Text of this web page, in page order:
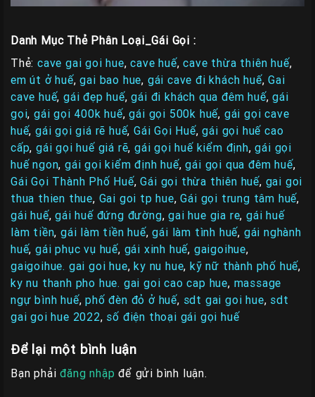
Danh Mục Thẻ Phân Loại_Gái Gọi :
Thẻ: cave gai goi hue,cave huế,cave thừa thiên huế,
em út ở huế,gai bao hue, gái cave đi khách huế,Gai
cave huế,gái đẹp huế,gái đi khách qua đêm huế,gái
gọi,gái gọi 400k huế,gái gọi 500k huế, gái gọi cave
huế,gái gọi giá rẽ huế,Gái Gọi Huế,gái gọi huế cao
cấp,gái gọi huế giá rẽ,gái gọi huế kiểm định,gái gọi
huế ngon,gái gọi kiểm định huế,gái gọi qua đêm huế,
Gái Gọi Thành Phố Huế,Gái gọi thừa thiên huế, gai goi
thua thien thue, Gai goi tp hue,Gái gọi trung tâm huế,
gái huế,gái huế đứng đường,gai hue gia re,gái huế
làm tiền,gái làm tiền huế,gái làm tình huế, gái nghành
huế,gái phục vụ huế, gái xinh huế, gaigoihue,
gaigoihue. gai goi hue,ky nu hue,kỹ nữ thành phố huế,
ky nu thanh pho hue. gai goi cao cap hue, massage
ngự bình huế,phố đèn đỏ ở huế, sdt gai goi hue, sdt
gai goi hue 2022, số điện thoại gái gọi huế
Để lại một bình luận
Bạn phảiđăng nhập để gửi bình luận.